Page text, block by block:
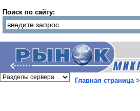
Поиск по сайту:
Главная страница>